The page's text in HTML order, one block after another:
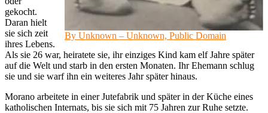
By Unknown – Unknown, Public Domain
gekocht.
Daran hielt
sie sich zeit
ihres Lebens.
Als sie 26 war, heiratete sie, ihr einziges Kind kam elf Jahre später
auf die Welt und starb in den ersten Monaten. Ihr Ehemann schlug
sie und sie warf ihn ein weiteres Jahr später hinaus.
Morano arbeitete in einer Jutefabrik und später in der Küche eines
katholischen Internats, bis sie sich mit 75 Jahren zur Ruhe setzte.